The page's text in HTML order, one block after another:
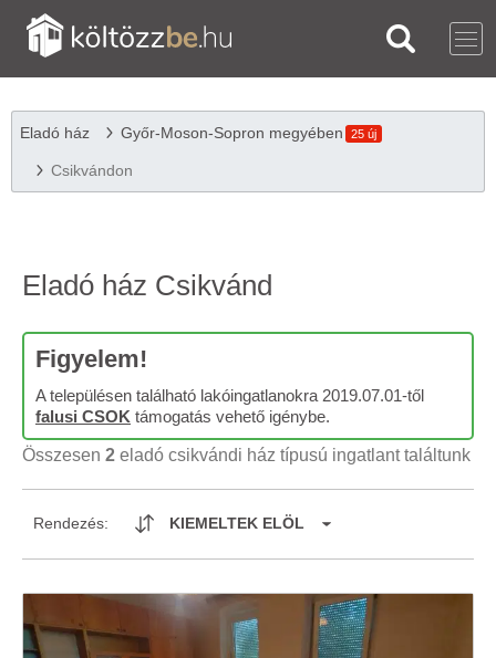
Eladó ház Győr-Moson-Sopron megyében 25 új
Csikvándon
Eladó ház Csikvánd
Figyelem!
A településen található lakóingatlanokra 2019.07.01-től
falusi CSOK támogatás vehető igénybe.
Összesen 2 eladó csikvándi ház típusú ingatlant találtunk
Rendezés: KIEMELTEK ELÖL